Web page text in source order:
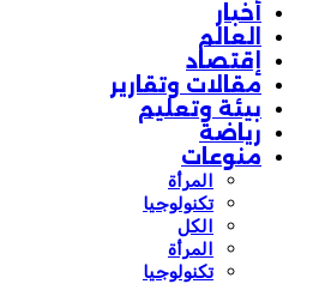
أخبار
العالم
إقتصاد
مقالات وتقارير
بيئة وتعليم
رياضة
منوعات
المرأة
تكنولوجيا
الكل
المرأة
تكنولوجيا